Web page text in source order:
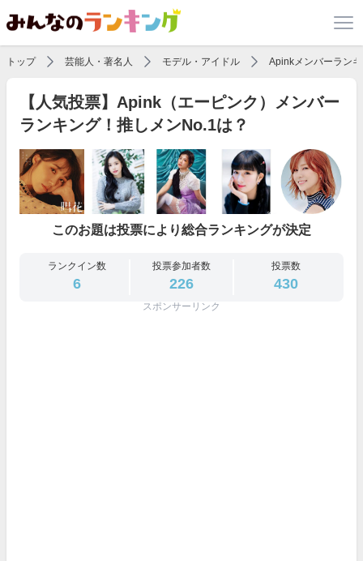
トップ 芸能人・著名人 モデル・アイドル Apinkメンバーラン
【人気投票】Apink（エーピンク）メンバー
ランキング！推しメンNo.1は？
このお題は投票により総合ランキングが決定
ランクイン数
6
投票参加者数
226
投票数
430
スポンサーリンク